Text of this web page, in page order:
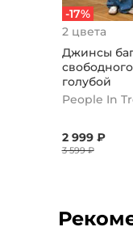
-17%
2 цвета
Джинсы
голубой
People In
2 999 ₽
3 599 ₽